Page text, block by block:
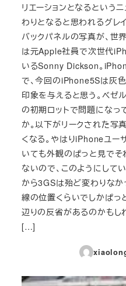
リエーションとなるという
わりとなると思われるグレ
バックパネルの写真が、世
は元Apple社員で次世代
いるSonny Dickson。
で、今回のiPhone5Sは灰
印象を与えると思う。ベゼ
の初期ロットで問題になっ
か。以下がリークされた写
くなる。やはりiPhoneユー
いても外観のぱっと見で
ないので、このようにして
から3GSは殆ど変わりなか
線の位置くらいでしかぱっ
辺りの反省があるのかもし
[…]